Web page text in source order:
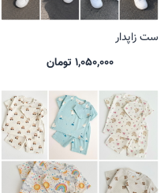
ست زاپدار
1,050,000 تومان